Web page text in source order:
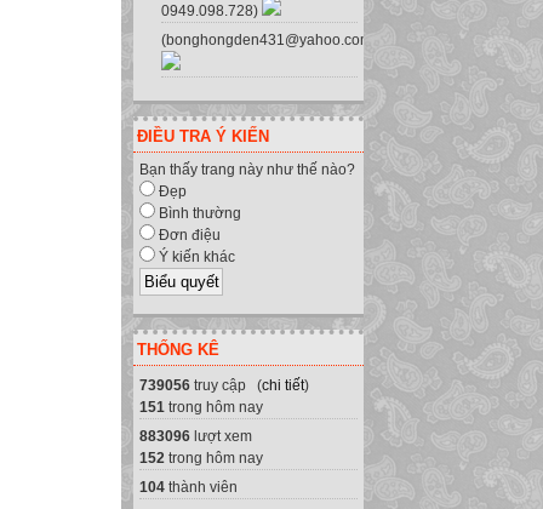
0949.098.728)
(bonghongden431@yahoo.com.vn)
ĐIỀU TRA Ý KIẾN
Bạn thấy trang này như thế nào?
Đẹp
Bình thường
Đơn điệu
Ý kiến khác
THỐNG KÊ
739056 truy cập (chi tiết)
151 trong hôm nay
883096 lượt xem
152 trong hôm nay
104 thành viên